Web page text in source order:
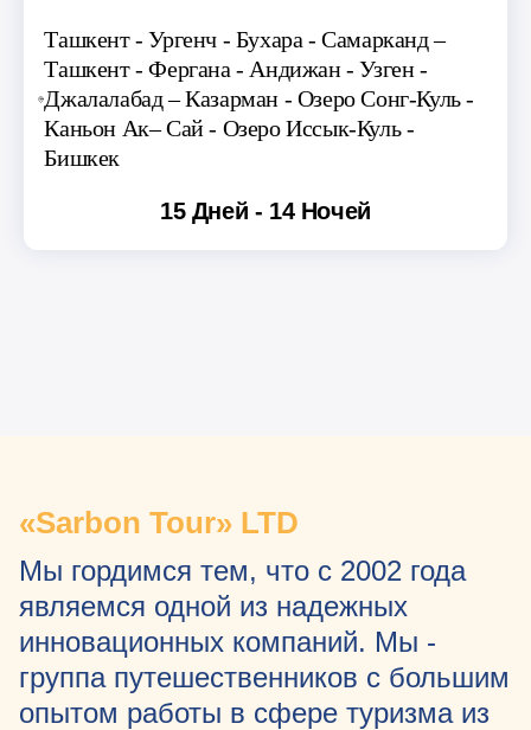
Ташкент - Ургенч - Бухара - Самарканд –
Ташкент - Фергана - Андижан - Узген -
Джалалабад – Казарман - Озеро Сонг-Куль -
Каньон Ак– Сай - Озеро Иссык-Куль -
Бишкек
15 Дней - 14 Ночей
«Sarbon Tour» LTD
Мы гордимся тем, что с 2002 года
являемся одной из надежных
инновационных компаний. Мы -
группа путешественников с большим
опытом работы в сфере туризма из